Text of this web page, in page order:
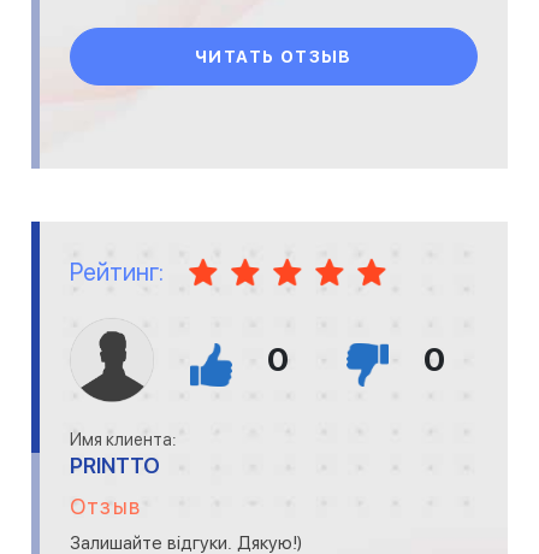
ЧИТАТЬ ОТЗЫВ
Рейтинг:
0 0
Имя клиента:
PRINTTO
Отзыв
Залишайте відгуки. Дякую!)